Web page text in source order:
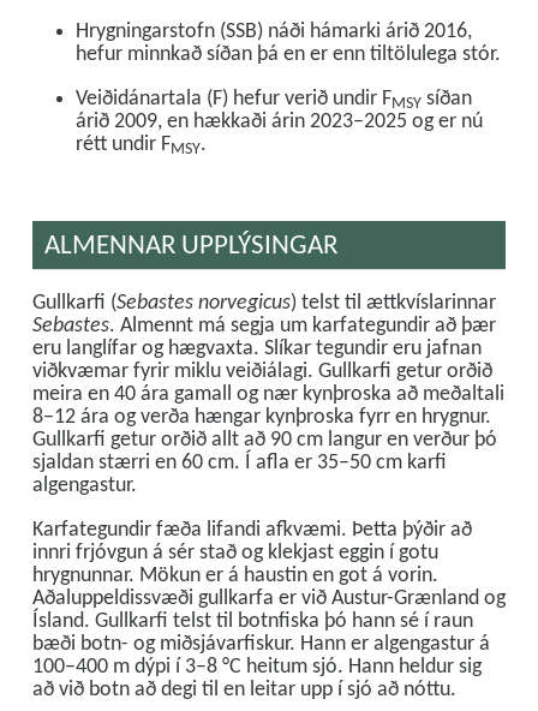
Hrygningarstofn (SSB) náði hámarki árið 2016,
hefur minnkað síðan þá en er enn tiltölulega stór.
Veiðidánartala (F) hefur verið undir FMSY síðan
árið 2009, en hækkaði árin 2023–2025 og er nú
rétt undir FMSY.
ALMENNAR UPPLÝSINGAR
Gullkarfi (Sebastes norvegicus) telst til ættkvíslarinnar
Sebastes. Almennt má segja um karfategundir að þær
eru langlífar og hægvaxta. Slíkar tegundir eru jafnan
viðkvæmar fyrir miklu veiðiálagi. Gullkarfi getur orðið
meira en 40 ára gamall og nær kynþroska að meðaltali
8–12 ára og verða hængar kynþroska fyrr en hrygnur.
Gullkarfi getur orðið allt að 90 cm langur en verður þó
sjaldan stærri en 60 cm. Í afla er 35–50 cm karfi
algengastur.
Karfategundir fæða lifandi afkvæmi. Þetta þýðir að
innri frjóvgun á sér stað og klekjast eggin í gotu
hrygnunnar. Mökun er á haustin en got á vorin.
Aðaluppeldissvæði gullkarfa er við Austur-Grænland og
Ísland. Gullkarfi telst til botnfiska þó hann sé í raun
bæði botn- og miðsjávarfiskur. Hann er algengastur á
100–400 m dýpi í 3–8 °C heitum sjó. Hann heldur sig
að við botn að degi til en leitar upp í sjó að nóttu.